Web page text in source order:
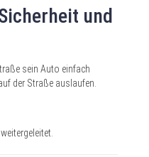
und
sein Auto einfach
der Straße auslaufen.